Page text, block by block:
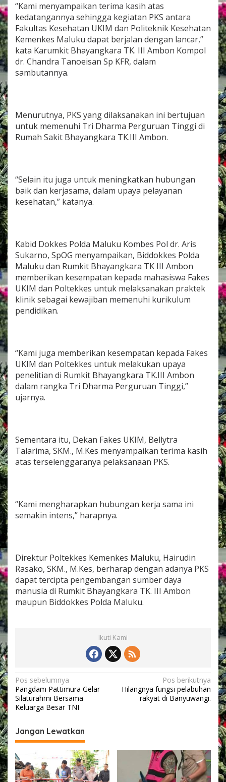
o
l
t
e
k
k
e
“Kami menyampaikan terima kasih atas
kedatangannya sehingga kegiatan PKS antara
Fakultas Kesehatan UKIM dan Politeknik Kesehatan
Kemenkes Maluku dapat berjalan dengan lancar,”
kata Karumkit Bhayangkara TK. III Ambon Kompol
dr. Chandra Tanoeisan Sp KFR, dalam
sambutannya.
Menurutnya, PKS yang dilaksanakan ini bertujuan
untuk memenuhi Tri Dharma Perguruan Tinggi di
Rumah Sakit Bhayangkara TK.III Ambon.
“Selain itu juga untuk meningkatkan hubungan
baik dan kerjasama, dalam upaya pelayanan
kesehatan,” katanya.
Kabid Dokkes Polda Maluku Kombes Pol dr. Aris
Sukarno, SpOG menyampaikan, Biddokkes Polda
Maluku dan Rumkit Bhayangkara TK III Ambon
memberikan kesempatan kepada mahasiswa Fakes
UKIM dan Poltekkes untuk melaksanakan praktek
klinik sebagai kewajiban memenuhi kurikulum
pendidikan.
“Kami juga memberikan kesempatan kepada Fakes
UKIM dan Poltekkes untuk melakukan upaya
penelitian di Rumkit Bhayangkara TK.III Ambon
dalam rangka Tri Dharma Perguruan Tinggi,”
ujarnya.
Sementara itu, Dekan Fakes UKIM, Bellytra
Talarima, SKM., M.Kes menyampaikan terima kasih
atas terselenggaranya pelaksanaan PKS.
“Kami mengharapkan hubungan kerja sama ini
semakin intens,” harapnya.
Direktur Poltekkes Kemenkes Maluku, Hairudin
Rasako, SKM., M.Kes, berharap dengan adanya PKS
dapat tercipta pengembangan sumber daya
manusia di Rumkit Bhayangkara TK. III Ambon
maupun Biddokkes Polda Maluku.
Ikuti Kami
N
a
v
i
g
a
s
Pos sebelumnya
Pangdam Pattimura Gelar
Silaturahmi Bersama
Keluarga Besar TNI
Pos berikutnya
Hilangnya fungsi pelabuhan
rakyat di Banyuwangi.
Jangan Lewatkan